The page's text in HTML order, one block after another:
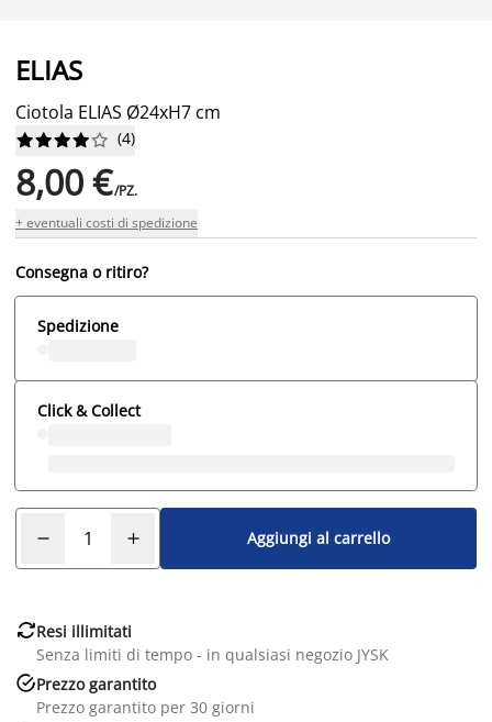
ELIAS
Ciotola ELIAS Ø24xH7 cm





 (4)
8,00 €/PZ.
+ eventuali costi di spedizione
Consegna o ritiro?
Spedizione
Click & Collect
Aggiungi al carrello
Resi illimitati
Senza limiti di tempo - in qualsiasi negozio JYSK
Prezzo garantito
Prezzo garantito per 30 giorni